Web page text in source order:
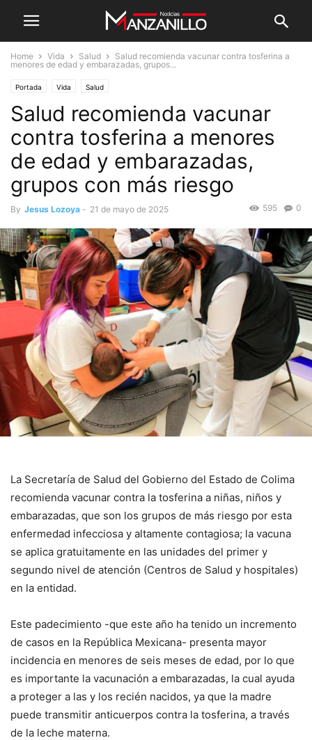
Home Vida Salud
Salud recomienda vacunar contra tosferina a
menores de edad y embarazadas, grupos...
Portada Vida Salud
Salud recomienda vacunar
contra tosferina a menores
de edad y embarazadas,
grupos con más riesgo
By Jesus Lozoya - 21 de mayo de 2025 0
595
La Secretaría de Salud del Gobierno del Estado de Colima
recomienda vacunar contra la tosferina a niñas, niños y
embarazadas, que son los grupos de más riesgo por esta
enfermedad infecciosa y altamente contagiosa; la vacuna
se aplica gratuitamente en las unidades del primer y
segundo nivel de atención (Centros de Salud y hospitales)
en la entidad.
Este padecimiento -que este año ha tenido un incremento
de casos en la República Mexicana- presenta mayor
incidencia en menores de seis meses de edad, por lo que
es importante la vacunación a embarazadas, la cual ayuda
a proteger a las y los recién nacidos, ya que la madre
puede transmitir anticuerpos contra la tosferina, a través
de la leche materna.